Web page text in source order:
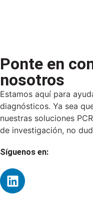
Ponte en
nosotros
Estamos aquí para
diagnósticos. Ya sea
nuestras soluciones
de investigación, no
Síguenos en: